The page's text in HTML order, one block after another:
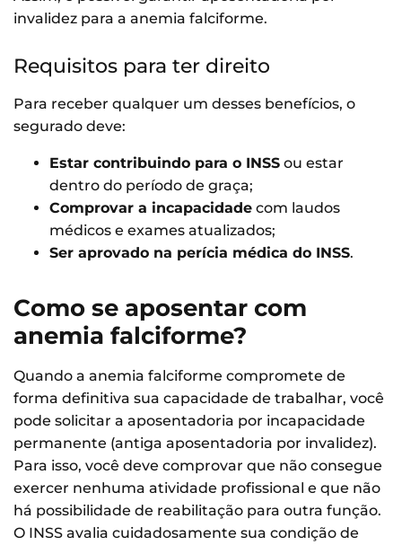
invalidez para a anemia falciforme.
Requisitos para ter direito
Para receber qualquer um desses benefícios, o
segurado deve:
Estar contribuindo para o INSS ou estar
dentro do período de graça;
Comprovar a incapacidade com laudos
médicos e exames atualizados;
Ser aprovado na perícia médica do INSS.
Como se aposentar com
anemia falciforme?
Quando a anemia falciforme compromete de
forma definitiva sua capacidade de trabalhar, você
pode solicitar a aposentadoria por incapacidade
permanente (antiga aposentadoria por invalidez).
Para isso, você deve comprovar que não consegue
exercer nenhuma atividade profissional e que não
há possibilidade de reabilitação para outra função.
O INSS avalia cuidadosamente sua condição de